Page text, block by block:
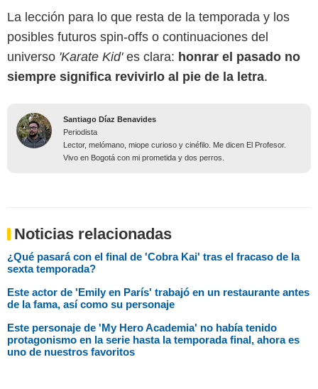
La lección para lo que resta de la temporada y los
posibles futuros spin-offs o continuaciones del
universo 'Karate Kid' es clara: honrar el pasado no
siempre significa revivirlo al pie de la letra.
Santiago Díaz Benavides
Periodista
Lector, melómano, miope curioso y cinéfilo. Me dicen El Profesor.
Vivo en Bogotá con mi prometida y dos perros.
Noticias relacionadas
¿Qué pasará con el final de 'Cobra Kai' tras el fracaso de la
sexta temporada?
Este actor de 'Emily en París' trabajó en un restaurante antes
de la fama, así como su personaje
Este personaje de 'My Hero Academia' no había tenido
protagonismo en la serie hasta la temporada final, ahora es
uno de nuestros favoritos